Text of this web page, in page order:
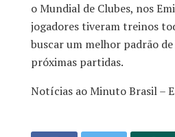
o Mundial de Clubes, nos
jogadores tiveram treinos
buscar um melhor padrão
próximas partidas.
Notícias ao Minuto Brasil –